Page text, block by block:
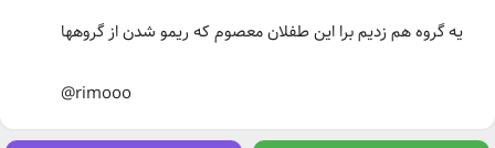
یه گروه هم زدیم برا این طفلان معصوم که ریمو شدن از گروهها
@rimooo